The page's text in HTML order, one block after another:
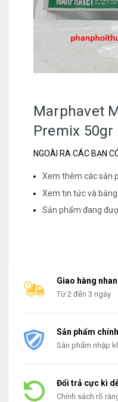
Marphavet
Premix 50gr
NGOÀI RA CÁC BẠN
Xem thêm các sản
Xem tin tức và
Sản phẩm đang
Giao hàng
Từ 2 đến 3 ngày
Sản phẩm
Sản phẩm nhập
Đổi trả cực kì
Chính sách rõ